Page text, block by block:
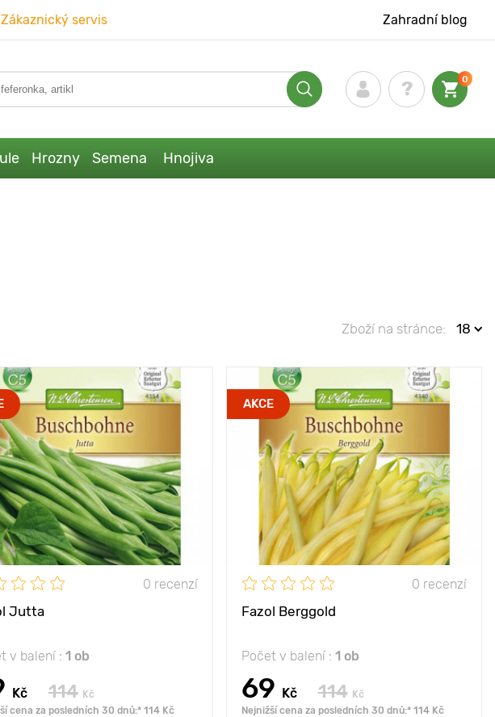
Zákaznický servis Zahradní blog
0
Hrozny Semena Hnojiva
Zboží na stránce: 18
0 recenzí
Jutta
v balení : 1 ob
Kč 114 Kč
cena za posledních 30 dnů:* 114 Kč
slunce, polostín
přináší bohatou
rostliny 35 - 45 cm
mezi
10 х 40 cm
AKCE
0 recenzí
Fazol Berggold
Počet v balení : 1 ob
69 Kč 114 Kč
Nejnižší cena za posledních 30 dnů:* 114 Kč
Poloha slunce, polostín
Vlastnosti
robustní tradiční
odrůda bez stopek
Výška rostliny 35 - 45 cm
Vzdálenost mezi
rostlinami
10 х 40 cm